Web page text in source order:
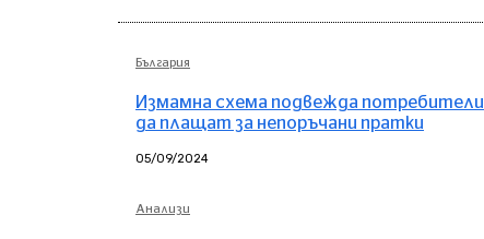
България
Измамна схема подвежда потребители
да плащат за непоръчани пратки
05/09/2024
Анализи